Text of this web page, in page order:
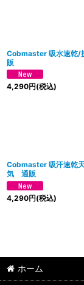
Cobmaster 吸水速乾/
販
4,290円(税込)
Cobmaster 吸汗速乾
気 通販
4,290円(税込)
ホーム